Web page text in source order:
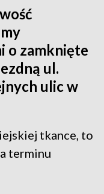
o zamknięte
ul.
ulic w
tkance, to
terminu